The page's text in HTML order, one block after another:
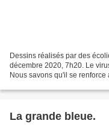
Dessins réalisés par des
décembre 2020, 7h20. Le
Nous savons qu'il se
La grande bleue.